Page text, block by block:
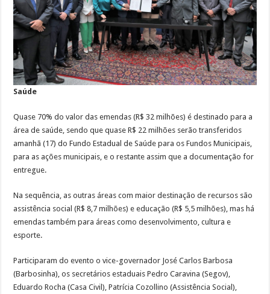
Saúde
Quase 70% do valor das emendas (R$ 32 milhões) é destinado para a
área de saúde, sendo que quase R$ 22 milhões serão transferidos
amanhã (17) do Fundo Estadual de Saúde para os Fundos Municipais,
para as ações municipais, e o restante assim que a documentação for
entregue.
Na sequência, as outras áreas com maior destinação de recursos são
assistência social (R$ 8,7 milhões) e educação (R$ 5,5 milhões), mas há
emendas também para áreas como desenvolvimento, cultura e
esporte.
Participaram do evento o vice-governador José Carlos Barbosa
(Barbosinha), os secretários estaduais Pedro Caravina (Segov),
Eduardo Rocha (Casa Civil), Patrícia Cozollino (Assistência Social),